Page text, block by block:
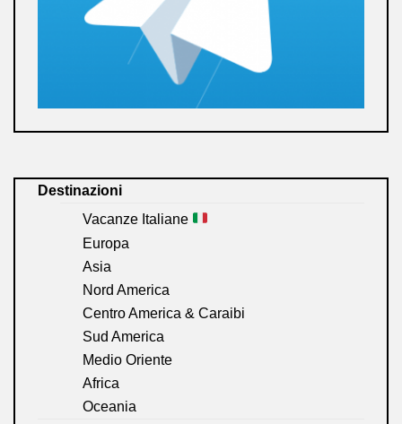
Destinazioni
Vacanze Italiane
Europa
Asia
Nord America
Centro America & Caraibi
Sud America
Medio Oriente
Africa
Oceania